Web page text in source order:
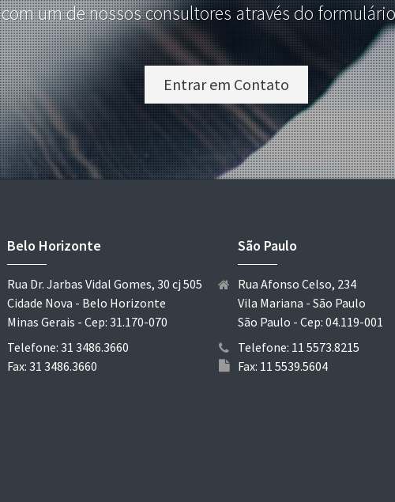
um de nossos consultores através do
Entrar em Contato
Belo Horizonte
Rua Dr. Jarbas Vidal Gomes, 30 cj 505
Cidade Nova - Belo Horizonte
Minas Gerais - Cep: 31.170-070
Telefone: 31 3486.3660
Fax: 31 3486.3660
São Paulo
Rua Afonso Celso, 234
Vila Mariana - São Paulo
São Paulo - Cep: 04.119-001
Telefone: 11 5573.8215
Fax: 11 5539.5604